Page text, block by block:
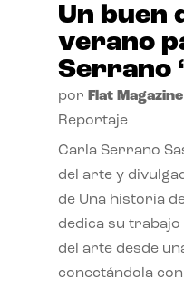
Un buen
verano
Serrano
por Flat Magazine
Reportaje
Carla Serrano
del arte y
de Una historia
dedica su
del arte desde
conectándola